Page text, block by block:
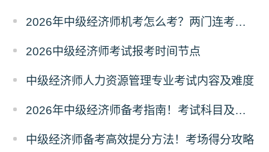
2026年中级经济师机考怎么考？两门连考怎么安排？
2026中级经济师考试报考时间节点
中级经济师人力资源管理专业考试内容及难度
2026年中级经济师备考指南！考试科目及取证条件
中级经济师备考高效提分方法！考场得分攻略